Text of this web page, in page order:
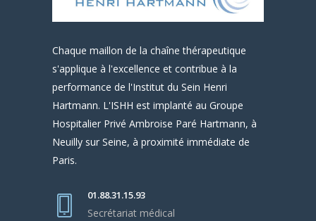
Chaque maillon de la chaîne thérapeutique
s'applique à l'excellence et contribue à la
performance de l'Institut du Sein Henri
Hartmann. L'ISHH est implanté au Groupe
Hospitalier Privé Ambroise Paré Hartmann, à
Neuilly sur Seine, à proximité immédiate de
Paris.
01.88.31.15.93
Secrétariat médical